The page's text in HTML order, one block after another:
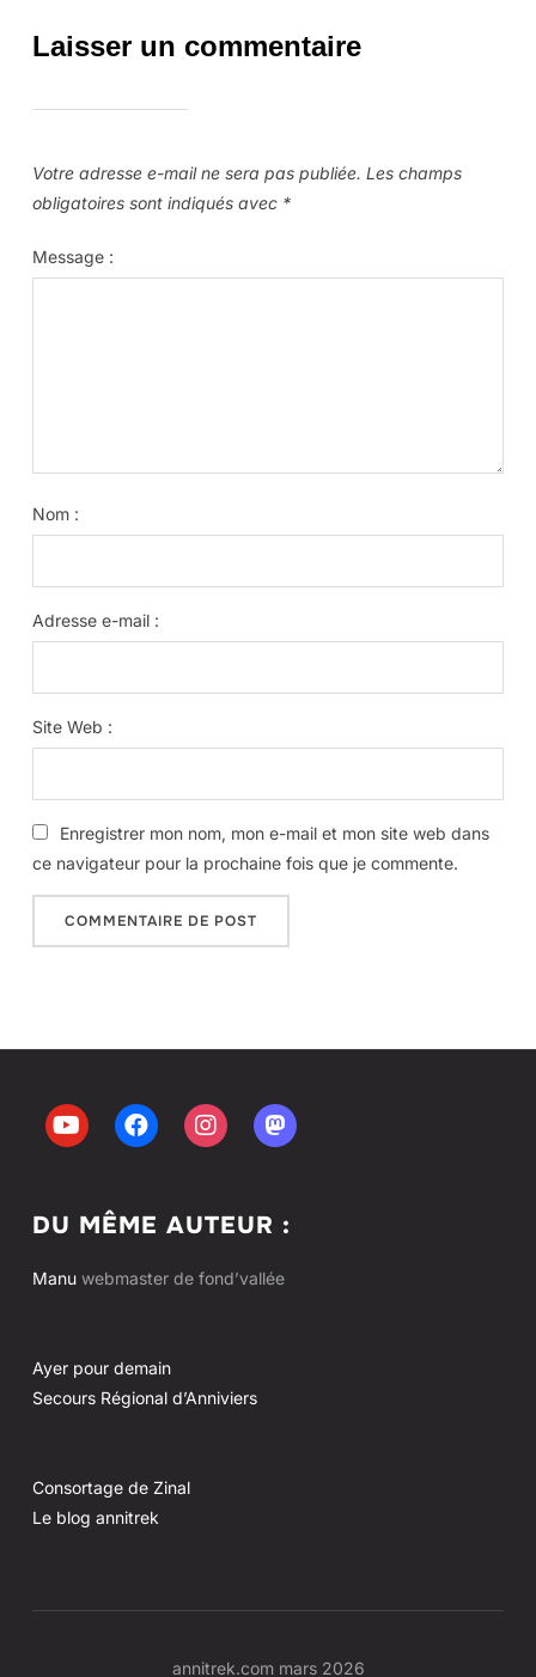
Laisser un commentaire
Votre adresse e-mail ne sera pas publiée. Les champs
obligatoires sont indiqués avec *
Message :
Nom :
Adresse e-mail :
Site Web :
Enregistrer mon nom, mon e-mail et mon site web dans
ce navigateur pour la prochaine fois que je commente.
DU MÊME AUTEUR :
Manuwebmaster de fond’vallée
Ayer pour demain
Secours Régional d’Anniviers
Consortage de Zinal
Le blog annitrek
annitrek.com mars 2026